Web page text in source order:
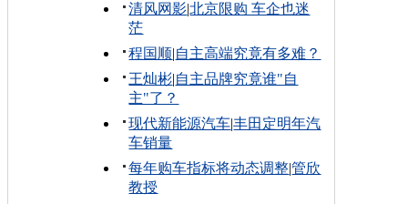
清风网影|北京限购 车企也迷
茫
程国顺|自主高端究竟有多难？
王灿彬|自主品牌究竟谁"自
主"了？
现代新能源汽车|丰田定明年汽
车销量
每年购车指标将动态调整|管欣
教授